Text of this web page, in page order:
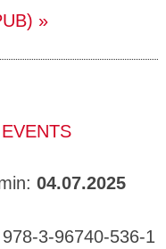
04.07.2025
3-96740-536-1